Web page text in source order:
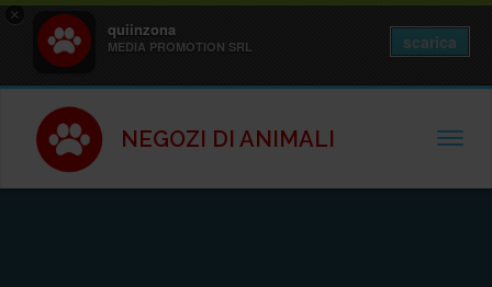
×
quiinzona
MEDIA PROMOTION SRL scarica
NEGOZI DI ANIMALI